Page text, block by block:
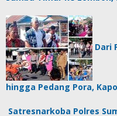
Dari
hingga Pedang Pora,
Satresnarkoba Polres